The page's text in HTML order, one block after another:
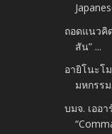
ถอดแนวคิ
สัน” ...
อายิโนะโ
มหกรรม
บมจ. เออ